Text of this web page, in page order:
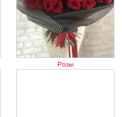
Розы